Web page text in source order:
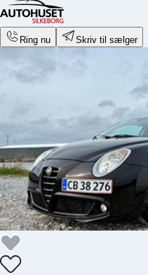
Ring nu Skriv til sælger